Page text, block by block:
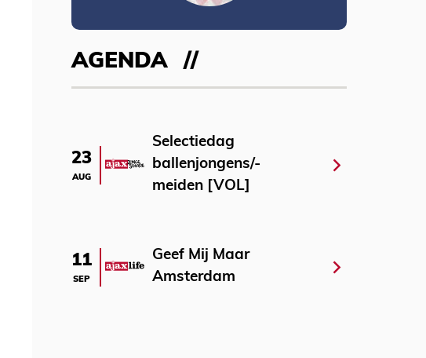
AGENDA
23
AUG
Selectiedag
ballenjongens/-
meiden [VOL]
11
SEP
Geef Mij Maar
Amsterdam